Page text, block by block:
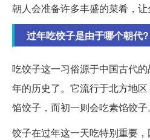
朝人会准备许多丰盛的菜肴，让
过年吃饺子是由于哪个朝代?
吃饺子这一习俗源于中国古代
年的历史了。它流行于北方地
馅饺子，而初一则会吃素馅饺子。
饺子在过年这一天吃特别重要